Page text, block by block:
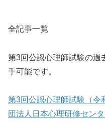
全記事一覧
第3回公認心理師試験の過
手可能です。
第3回公認心理師試験（令
団法人日本心理研修セン